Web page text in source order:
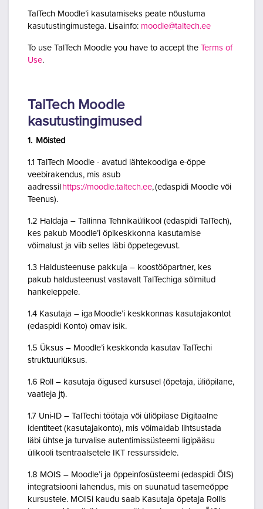
TalTech Moodle’i kasutamiseks peate nõustuma
kasutustingimustega. Lisainfo: moodle@taltech.ee
To use TalTech Moodle you have to accept the Terms of
Use.
TalTech Moodle
kasutustingimused
1. Mõisted
1.1 TalTech Moodle - avatud lähtekoodiga e-õppe
veebirakendus, mis asub
aadressil https://moodle.taltech.ee, (edaspidi Moodle või
Teenus).
1.2 Haldaja – Tallinna Tehnikaülikool (edaspidi TalTech),
kes pakub Moodle’i õpikeskkonna kasutamise
võimalust ja viib selles läbi õppetegevust.
1.3 Haldusteenuse pakkuja – koostööpartner, kes
pakub haldusteenust vastavalt TalTechiga sõlmitud
hankeleppele.
1.4 Kasutaja – iga Moodle’i keskkonnas kasutajakontot
(edaspidi Konto) omav isik.
1.5 Üksus – Moodle’i keskkonda kasutav TalTechi
struktuuriüksus.
1.6 Roll – kasutaja õigused kursusel (õpetaja, üliõpilane,
vaatleja jt).
1.7 Uni-ID – TalTechi töötaja või üliõpilase Digitaalne
identiteet (kasutajakonto), mis võimaldab lihtsustada
läbi ühtse ja turvalise autentimissüsteemi ligipääsu
ülikooli tsentraalsetele IKT ressurssidele.
1.8 MOIS – Moodle’i ja õppeinfosüsteemi (edaspidi ÕIS)
integratsiooni lahendus, mis on suunatud tasemeõppe
kursustele. MOISi kaudu saab Kasutaja õpetaja Rollis